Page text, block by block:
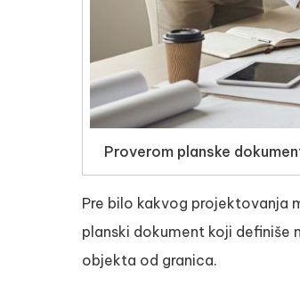
Proverom planske
Pre bilo kakvog projektovanja
planski dokument koji definiše
objekta od granica.